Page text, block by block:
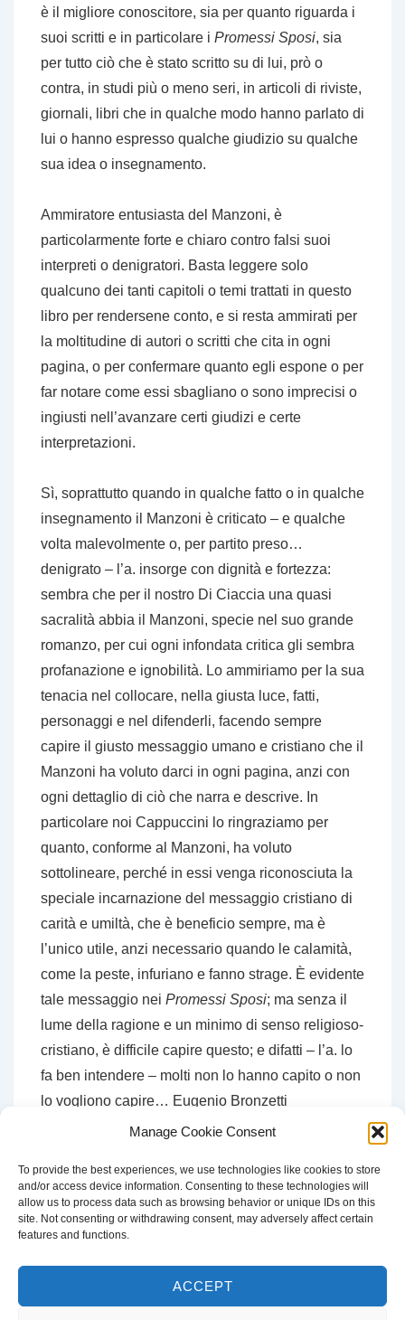
Manage Cookie Consent
To provide the best experiences, we use technologies like cookies to store
and/or access device information. Consenting to these technologies will
allow us to process data such as browsing behavior or unique IDs on this
site. Not consenting or withdrawing consent, may adversely affect certain
features and functions.
ACCEPT
è il migliore conoscitore, sia per quanto riguarda i
suoi scritti e in particolare i Promessi Sposi, sia
per tutto ciò che è stato scritto su di lui, prò o
contra, in studi più o meno seri, in articoli di riviste,
giornali, libri che in qualche modo hanno parlato di
lui o hanno espresso qualche giudizio su qualche
sua idea o insegnamento.
Ammiratore entusiasta del Manzoni, è
particolarmente forte e chiaro contro falsi suoi
interpreti o denigratori. Basta leggere solo
qualcuno dei tanti capitoli o temi trattati in questo
libro per rendersene conto, e si resta ammirati per
la moltitudine di autori o scritti che cita in ogni
pagina, o per confermare quanto egli espone o per
far notare come essi sbagliano o sono imprecisi o
ingiusti nell’avanzare certi giudizi e certe
interpretazioni.
Sì, soprattutto quando in qualche fatto o in qualche
insegnamento il Manzoni è criticato – e qualche
volta malevolmente o, per partito preso…
denigrato – l’a. insorge con dignità e fortezza:
sembra che per il nostro Di Ciaccia una quasi
sacralità abbia il Manzoni, specie nel suo grande
romanzo, per cui ogni infondata critica gli sembra
profanazione e ignobilità. Lo ammiriamo per la sua
tenacia nel collocare, nella giusta luce, fatti,
personaggi e nel difenderli, facendo sempre
capire il giusto messaggio umano e cristiano che il
Manzoni ha voluto darci in ogni pagina, anzi con
ogni dettaglio di ciò che narra e descrive. In
particolare noi Cappuccini lo ringraziamo per
quanto, conforme al Manzoni, ha voluto
sottolineare, perché in essi venga riconosciuta la
speciale incarnazione del messaggio cristiano di
carità e umiltà, che è beneficio sempre, ma è
l’unico utile, anzi necessario quando le calamità,
come la peste, infuriano e fanno strage. È evidente
tale messaggio nei Promessi Sposi; ma senza il
lume della ragione e un minimo di senso religioso-
cristiano, è difficile capire questo; e difatti – l’a. lo
fa ben intendere – molti non lo hanno capito o non
lo vogliono capire… Eugenio Bronzetti
CERCA
Cerca: